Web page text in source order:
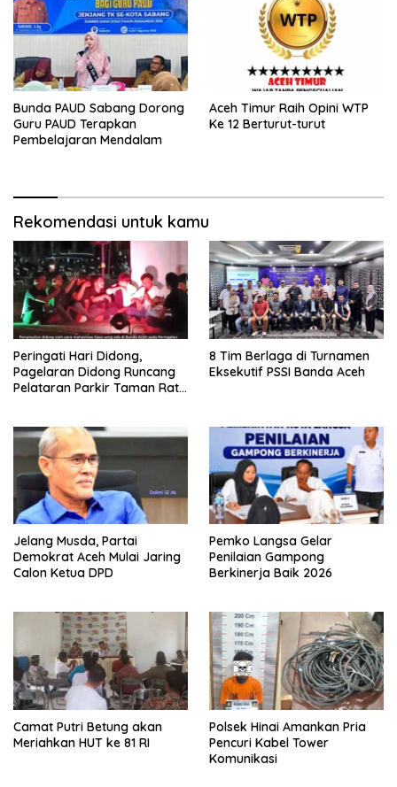
Bunda PAUD Sabang Dorong
Guru PAUD Terapkan
Pembelajaran Mendalam
Aceh Timur Raih Opini WTP
Ke 12 Berturut-turut
Rekomendasi untuk kamu
Peringati Hari Didong,
Pagelaran Didong Runcang
Pelataran Parkir Taman Ratu
8 Tim Berlaga di Turnamen
Eksekutif PSSI Banda Aceh
Jelang Musda, Partai
Demokrat Aceh Mulai Jaring
Calon Ketua DPD
Pemko Langsa Gelar
Penilaian Gampong
Berkinerja Baik 2026
Camat Putri Betung akan
Meriahkan HUT ke 81 RI
Polsek Hinai Amankan Pria
Pencuri Kabel Tower
Komunikasi